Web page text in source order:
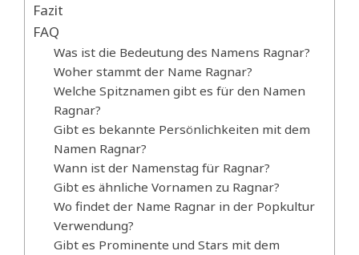
Fazit
FAQ
Was ist die Bedeutung des Namens Ragnar?
Woher stammt der Name Ragnar?
Welche Spitznamen gibt es für den Namen
Ragnar?
Gibt es bekannte Persönlichkeiten mit dem
Namen Ragnar?
Wann ist der Namenstag für Ragnar?
Gibt es ähnliche Vornamen zu Ragnar?
Wo findet der Name Ragnar in der Popkultur
Verwendung?
Gibt es Prominente und Stars mit dem